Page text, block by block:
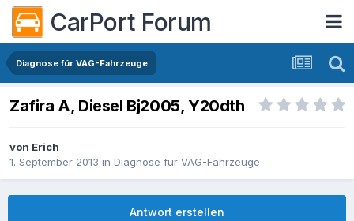
CarPort Forum
Diagnose für VAG-Fahrzeuge
Zafira A, Diesel Bj2005, Y20dth
von Erich
1. September 2013 in Diagnose für VAG-Fahrzeuge
Antwort erstellen